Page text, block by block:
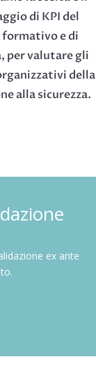
di KPI del
formativo e di
per valutare gli
della
alla sicurezza.
ex ante